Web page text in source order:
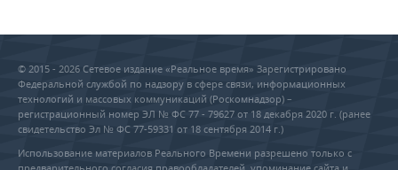
© 2015 - 2026 Сетевое издание «Реальное время» Зарегистрировано
Федеральной службой по надзору в сфере связи, информационных
технологий и массовых коммуникаций (Роскомнадзор) –
регистрационный номер ЭЛ № ФС 77 - 79627 от 18 декабря 2020 г. (ранее
свидетельство Эл № ФС 77-59331 от 18 сентября 2014 г.)
Использование материалов Реального Времени разрешено только с